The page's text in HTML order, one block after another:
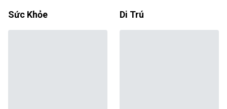
Sức Khỏe Di Trú